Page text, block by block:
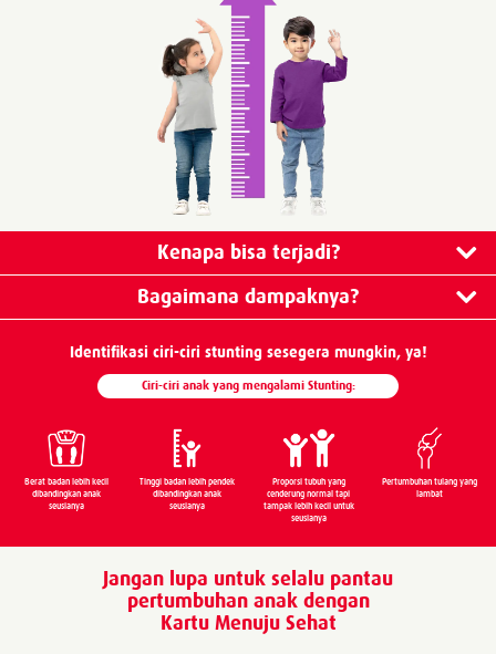
Kenapa bisa terjadi?
Bagaimana dampaknya?
Identiﬁkasi ciri-ciri stunting sesegera mungkin, ya!
Ciri-ciri anak yang mengalami Stunting:
Berat badan lebih kecil
dibandingkan anak
seusianya
Tinggi badan lebih pendek
dibandingkan anak
seusianya
Proporsi tubuh yang
cenderung normal tapi
tampak lebih kecil untuk
seusianya
Pertumbuhan tulang yang
lambat
Jangan lupa untuk selalu pantau
pertumbuhan anak dengan
Kartu Menuju Sehat